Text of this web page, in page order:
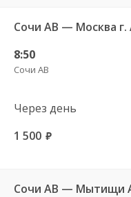
Сочи АВ — Москва г.
8:50
Сочи АВ
Через день
1 500 руб.